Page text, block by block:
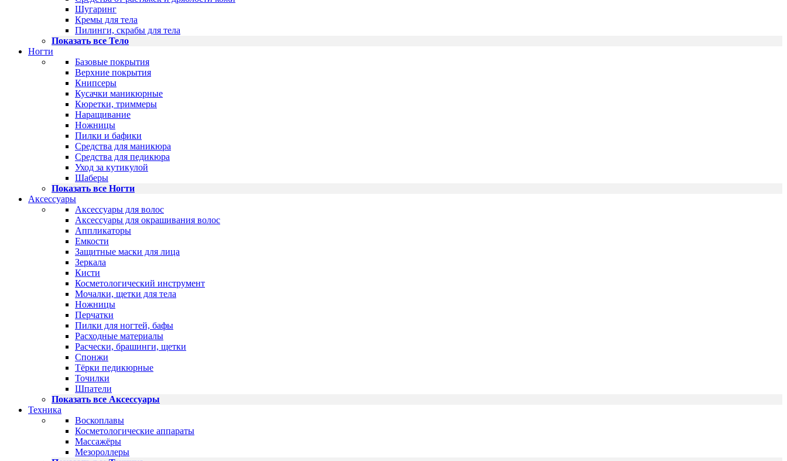
Шугаринг
Кремы для тела
Пилинги, скрабы для тела
Показать все Тело
Ногти
Базовые покрытия
Верхние покрытия
Книпсеры
Кусачки маникюрные
Кюретки, триммеры
Наращивание
Ножницы
Пилки и бафики
Средства для маникюра
Средства для педикюра
Уход за кутикулой
Шаберы
Показать все Ногти
Аксессуары
Аксессуары для волос
Аксессуары для окрашивания волос
Аппликаторы
Емкости
Защитные маски для лица
Зеркала
Кисти
Косметологический инструмент
Мочалки, щетки для тела
Ножницы
Перчатки
Пилки для ногтей, бафы
Расходные материалы
Расчески, брашинги, щетки
Спонжи
Тёрки педикюрные
Точилки
Шпатели
Показать все Аксессуары
Техника
Воскоплавы
Косметологические аппараты
Массажёры
Мезороллеры